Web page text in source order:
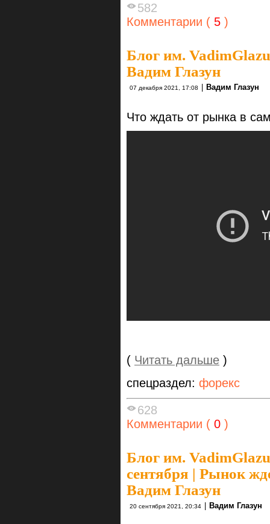
582
Комментарии ( 5 )
Блог им.
Вадим Глазун
07 декабря 2021, 17:08 Вадим Глазун
Что ждать от рынка в
( Читать дальше )
спецраздел: форекс
628
Комментарии ( 0 )
Блог им.
сентября | Рынок
Вадим Глазун
20 сентября 2021, 20:34 | Вадим Глазун